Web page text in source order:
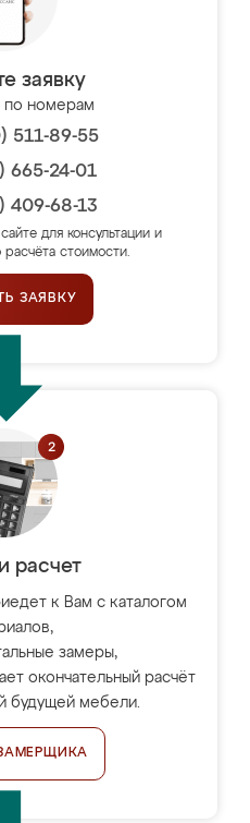
заявку
по номерам
511-89-55
665-24-01
409-68-13
для консультации и
расчёта стоимости.
ЗАЯВКУ
расчет
к Вам с каталогом
замеры,
окончательный расчёт
будущей мебели.